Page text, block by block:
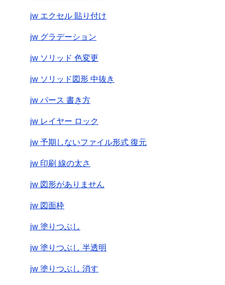
jw エクセル 貼り付け
jw グラデーション
jw ソリッド 色変更
jw ソリッド図形 中抜き
jw パース 書き方
jw レイヤー ロック
jw 予期しないファイル形式 復元
jw 印刷 線の太さ
jw 図形がありません
jw 図面枠
jw 塗りつぶし
jw 塗りつぶし 半透明
jw 塗りつぶし 消す